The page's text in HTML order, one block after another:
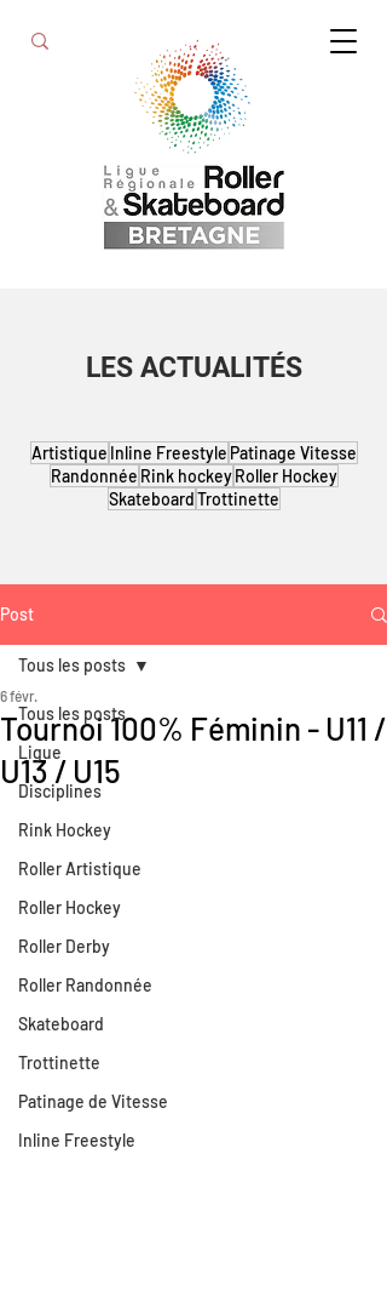
LES ACTUALITÉS
Artistique Inline Freestyle Patinage Vitesse
Randonnée Rink hockey Roller Hockey
SkateboardTrottinette
Post
Tous les posts
Ligue
Disciplines
Rink Hockey
Roller Artistique
Roller Hockey
Roller Derby
Roller Randonnée
Skateboard
Trottinette
Patinage de Vitesse
Inline Freestyle
Tous les posts
Tournoi 100% Féminin - U11 /
U13 / U15
6 févr.